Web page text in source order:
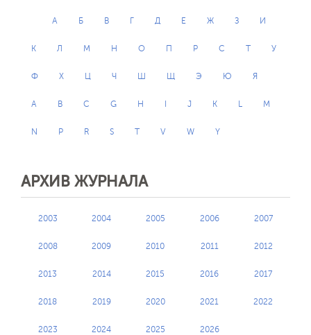
А Б В Г Д Е Ж З И
К Л М Н О П Р С Т У
Ф Х Ц Ч Ш Щ Э Ю Я
A B C G H J K L M
N P R S T V W Y
АРХИВ ЖУРНАЛА
2003 2004 2005 2006 2007
2008 2009 2010 2011 2012
2013 2014 2015 2016 2017
2018 2019 2020 2021 2022
2023 2024 2025 2026